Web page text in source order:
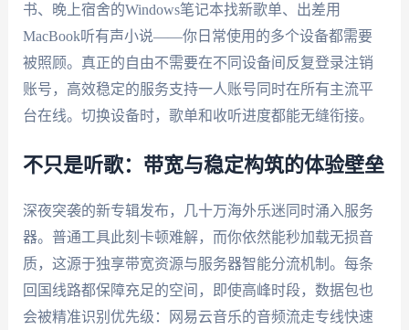
书、晚上宿舍的Windows笔记本找新歌单、出差用
MacBook听有声小说——你日常使用的多个设备都需要
被照顾。真正的自由不需要在不同设备间反复登录注销
账号，高效稳定的服务支持一人账号同时在所有主流平
台在线。切换设备时，歌单和收听进度都能无缝衔接。
不只是听歌：带宽与稳定构筑的体验壁垒
深夜突袭的新专辑发布，几十万海外乐迷同时涌入服务
器。普通工具此刻卡顿难解，而你依然能秒加载无损音
质，这源于独享带宽资源与服务器智能分流机制。每条
回国线路都保障充足的空间，即使高峰时段，数据包也
会被精准识别优先级：网易云音乐的音频流走专线快速